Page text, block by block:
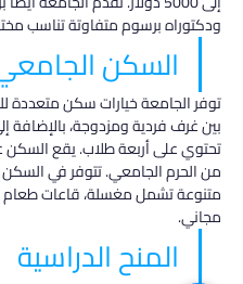
ودكتوراه برسوم متفاوتة تناسب
السكن
توفر الجامعة خيارات سكن متعددة
بين غرف فردية ومزدوجة، بالإضافة
تحتوي على أربعة طلاب. يقع السكن
من الحرم الجامعي. تتوفر في
متنوعة تشمل مغسلة، قاعات
مجاني.
المنح الدراسية